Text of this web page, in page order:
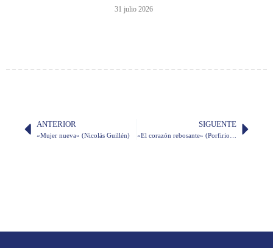
31 julio 2026
ANTERIOR
«Mujer nueva» (Nicolás Guillén)
SIGUENTE